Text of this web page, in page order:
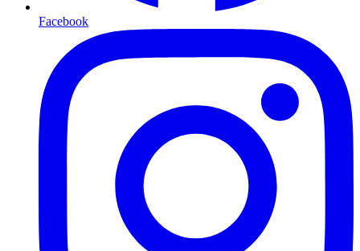
Facebook